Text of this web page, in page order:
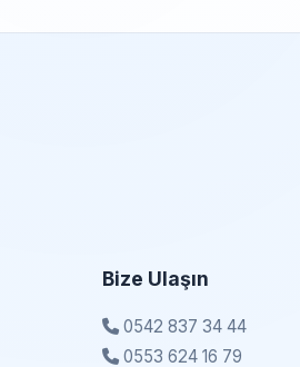
Bize Ulaşın
0542 837 34 44
0553 624 16 79